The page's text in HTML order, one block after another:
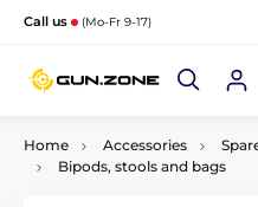
Call us (Mo-Fr 9-17)
Home Accessories
Bipods, stools and bags